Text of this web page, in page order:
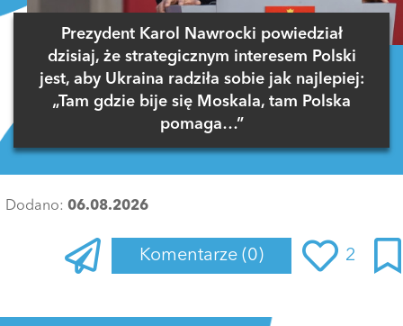
Prezydent Karol Nawrocki powiedział
dzisiaj, że strategicznym interesem Polski
jest, aby Ukraina radziła sobie jak najlepiej:
„Tam gdzie bije się Moskala, tam Polska
pomaga…”
Dodano: 06.08.2026
Komentarze (0) 2